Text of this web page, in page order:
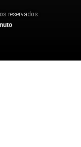
reservados.